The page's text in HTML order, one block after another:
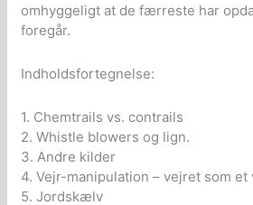
omhyggeligt at de færreste har
foregår.
Indholdsfortegnelse:
1. Chemtrails vs. contrails
2. Whistle blowers og lign.
3. Andre kilder
4. Vejr-manipulation – vejret som et
5. Jordskælv